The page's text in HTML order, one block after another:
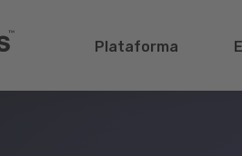
Plataforma